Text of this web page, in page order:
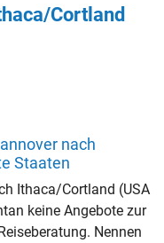
Cortland
nach
Staaten
Ithaca/Cortland (USA
keine Angebote zur
Nennen